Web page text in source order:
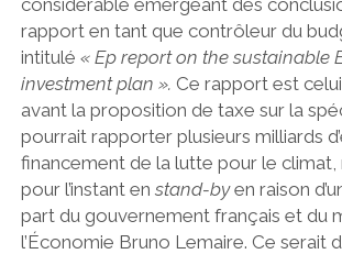
rapport en tant que contrôleur du
intitulé « Ep report on the sustainable
investment plan ». Ce rapport est
avant la proposition de taxe sur la
pourrait rapporter plusieurs milliards
financement de la lutte pour le climat,
pour l’instant en stand-byen raison
part du gouvernement français et du
l’Économie Bruno Lemaire. Ce serait